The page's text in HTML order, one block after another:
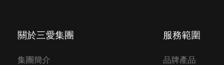
關於三愛集團
集團簡介
服務範圍
品牌產品